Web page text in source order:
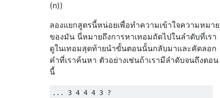
(n))
ลองแยกสูตรนี้หน่อยเพื่อทำความเข้าใจความหมาย
ของมัน นี่หมายถึงการหาเทอมถัดไปในลำดับที่เรา
ดูในเทอมสุดท้ายนำขั้นตอนนั้นกลับมาและคัดลอก
คำที่เราค้นหา ตัวอย่างเช่นถ้าเรามีลำดับจนถึงตอน
นี้